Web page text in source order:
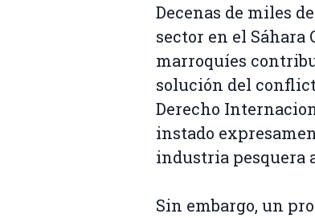
Decenas de miles
sector en el Sáhara
marroquíes
solución del
Derecho
instado
industria pesquera
Sin embargo, un